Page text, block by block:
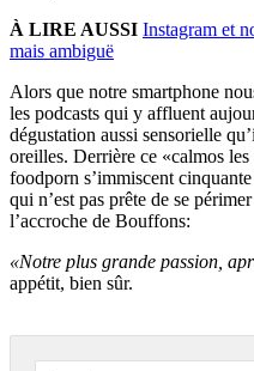
À LIRE AUSSI Instagram et
mais ambiguë
Alors que notre smartphone
les podcasts qui y affluent
dégustation aussi sensorielle
oreilles. Derrière ce «calmos les
foodporn s’immiscent
qui n’est pas prête de se
l’accroche de Bouffons:
«Notre plus grande passion,
appétit, bien sûr.